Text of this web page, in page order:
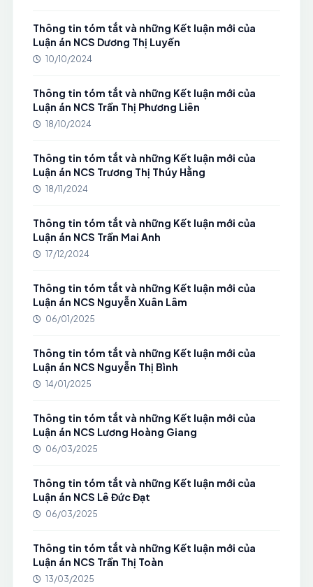
Thông tin tóm tắt và những Kết luận mới của
Luận án NCS Dương Thị Luyến
10/10/2024
Thông tin tóm tắt và những Kết luận mới của
Luận án NCS Trần Thị Phương Liên
18/10/2024
Thông tin tóm tắt và những Kết luận mới của
Luận án NCS Trương Thị Thúy Hằng
18/11/2024
Thông tin tóm tắt và những Kết luận mới của
Luận án NCS Trần Mai Anh
17/12/2024
Thông tin tóm tắt và những Kết luận mới của
Luận án NCS Nguyễn Xuân Lâm
06/01/2025
Thông tin tóm tắt và những Kết luận mới của
Luận án NCS Nguyễn Thị Bình
14/01/2025
Thông tin tóm tắt và những Kết luận mới của
Luận án NCS Lương Hoàng Giang
06/03/2025
Thông tin tóm tắt và những Kết luận mới của
Luận án NCS Lê Đức Đạt
06/03/2025
Thông tin tóm tắt và những Kết luận mới của
Luận án NCS Trần Thị Toàn
13/03/2025